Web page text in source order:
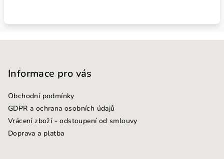
Informace pro vás
Obchodní podmínky
GDPR a ochrana osobních údajů
Vrácení zboží - odstoupení od smlouvy
Doprava a platba